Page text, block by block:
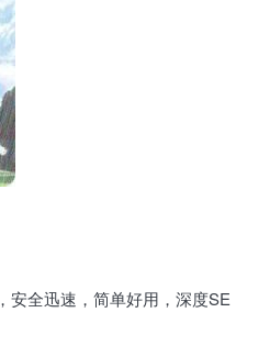
，安全迅速，简单好用，深度SE